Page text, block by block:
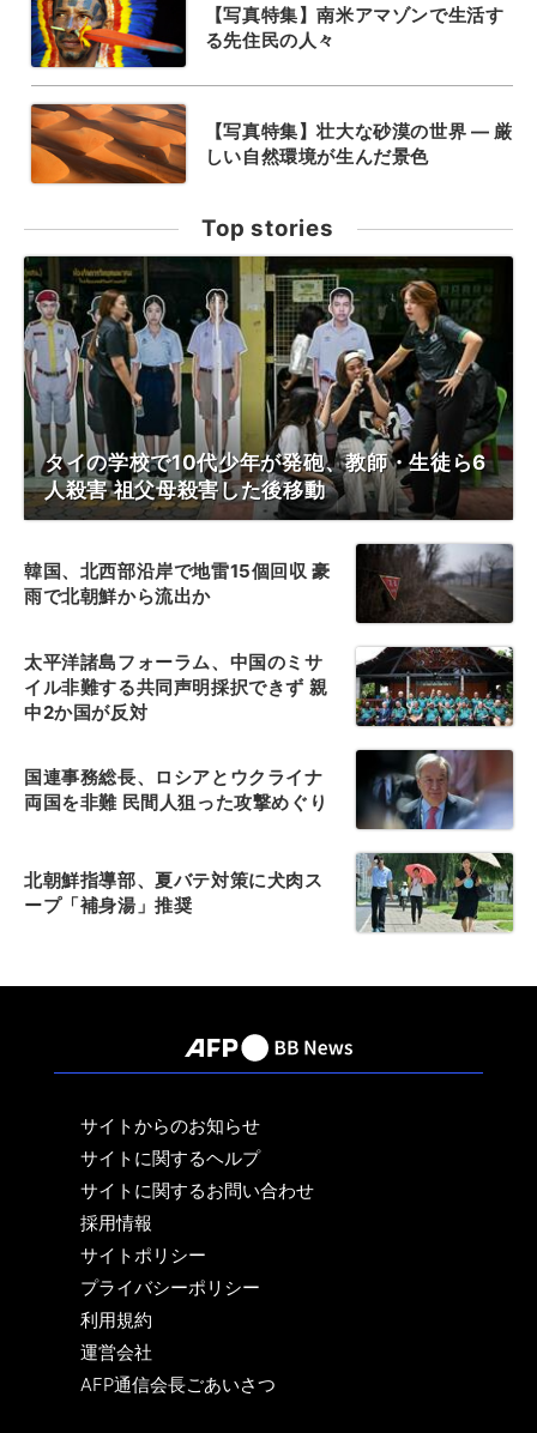
【写真特集】南米アマゾンで生活す
る先住民の人々
【写真特集】壮大な砂漠の世界 ― 厳
しい自然環境が生んだ景色
Top stories
タイの学校で10代少年が発砲、教師・生徒ら6
人殺害 祖父母殺害した後移動
韓国、北西部沿岸で地雷15個回収 豪
雨で北朝鮮から流出か
太平洋諸島フォーラム、中国のミサ
イル非難する共同声明採択できず 親
中2か国が反対
国連事務総長、ロシアとウクライナ
両国を非難 民間人狙った攻撃めぐり
北朝鮮指導部、夏バテ対策に犬肉ス
ープ「補身湯」推奨
サイトからのお知らせ
サイトに関するヘルプ
サイトに関するお問い合わせ
採用情報
サイトポリシー
プライバシーポリシー
利用規約
運営会社
AFP通信会長ごあいさつ